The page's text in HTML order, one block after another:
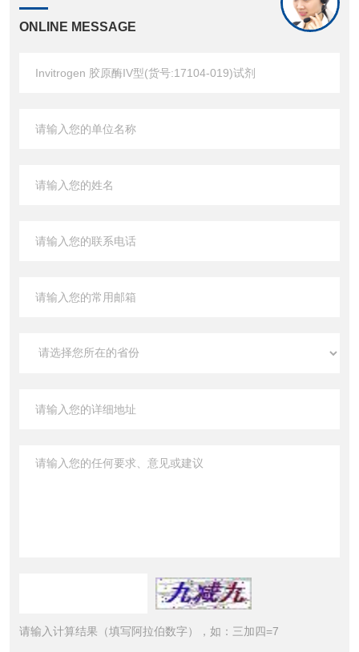
ONLINE MESSAGE
请输入计算结果（填写阿拉伯数字），如：三加四=7